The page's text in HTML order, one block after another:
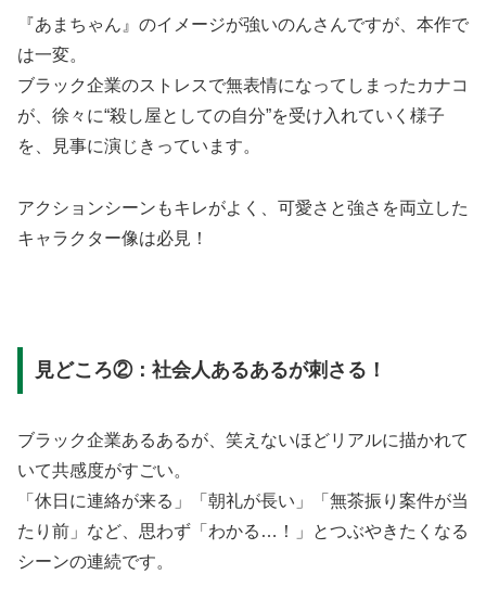
『あまちゃん』のイメージが強いのんさんですが、本作で
は一変。
ブラック企業のストレスで無表情になってしまったカナコ
が、徐々に“殺し屋としての自分”を受け入れていく様子
を、見事に演じきっています。
アクションシーンもキレがよく、可愛さと強さを両立した
キャラクター像は必見！
見どころ②：社会人あるあるが刺さる！
ブラック企業あるあるが、笑えないほどリアルに描かれて
いて共感度がすごい。
「休日に連絡が来る」「朝礼が長い」「無茶振り案件が当
たり前」など、思わず「わかる…！」とつぶやきたくなる
シーンの連続です。